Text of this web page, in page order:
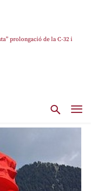
prolongació de la C-32 i
i la cultura en un emotiu